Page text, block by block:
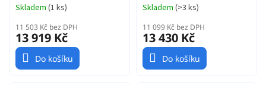
Skladem (1 ks)
11 503 Kč bez DPH
13 919 Kč
Do košíku
Skladem (>3 ks)
11 099 Kč bez DPH
13 430 Kč
Do košíku